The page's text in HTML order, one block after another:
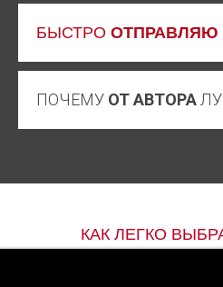
БЫСТРО ОТПРАВЛЯЮ
ПОЧЕМУ ОТ АВТОРА
КАК ЛЕГКО